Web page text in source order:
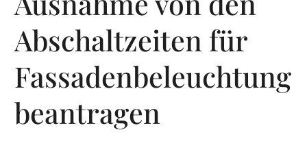
Abschaltzeiten für
Fassadenbeleuchtung
beantragen